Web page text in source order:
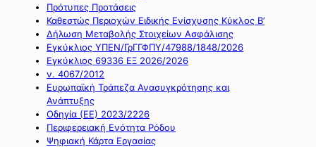
Πρότυπες Προτάσεις
Καθεστώς Περιοχών Ειδικής Ενίσχυσης Κύκλος Β’
Δήλωση Μεταβολής Στοιχείων Ασφάλισης
Εγκύκλιος ΥΠΕΝ/ΓρΓΓΦΠΥ/47988/1848/2026
Εγκύκλιος 69336 ΕΞ 2026/2026
ν. 4067/2012
Ευρωπαϊκή Τράπεζα Ανασυγκρότησης και
Ανάπτυξης
Οδηγία (ΕΕ) 2023/2226
Περιφερειακή Ενότητα Ρόδου
Ψηφιακή Κάρτα Εργασίας